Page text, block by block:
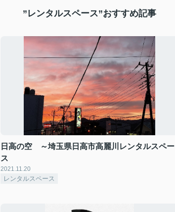
”レンタルスペース”おすすめ記事
日高の空 ～埼玉県日高市高麗川レンタルスペー
ス
2021.11.20
レンタルスペース